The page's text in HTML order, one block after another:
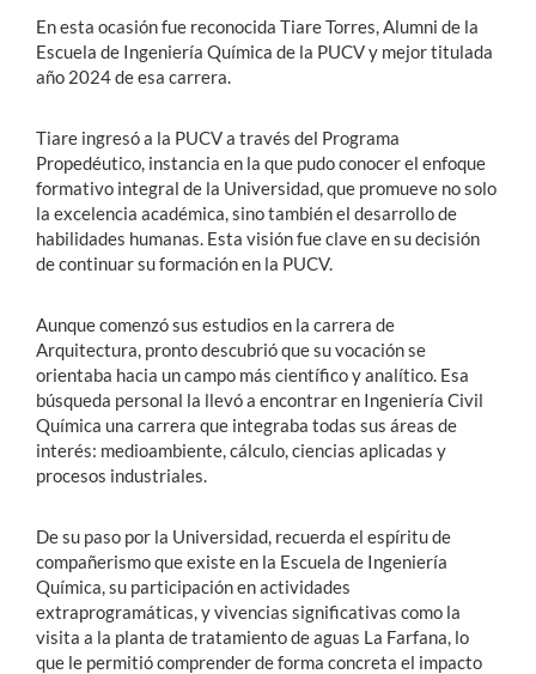
En esta ocasión fue reconocida Tiare Torres, Alumni de la
Escuela de Ingeniería Química de la PUCV y mejor titulada
año 2024 de esa carrera.
Tiare ingresó a la PUCV a través del Programa
Propedéutico, instancia en la que pudo conocer el enfoque
formativo integral de la Universidad, que promueve no solo
la excelencia académica, sino también el desarrollo de
habilidades humanas. Esta visión fue clave en su decisión
de continuar su formación en la PUCV.
Aunque comenzó sus estudios en la carrera de
Arquitectura, pronto descubrió que su vocación se
orientaba hacia un campo más científico y analítico. Esa
búsqueda personal la llevó a encontrar en Ingeniería Civil
Química una carrera que integraba todas sus áreas de
interés: medioambiente, cálculo, ciencias aplicadas y
procesos industriales.
De su paso por la Universidad, recuerda el espíritu de
compañerismo que existe en la Escuela de Ingeniería
Química, su participación en actividades
extraprogramáticas, y vivencias significativas como la
visita a la planta de tratamiento de aguas La Farfana, lo
que le permitió comprender de forma concreta el impacto